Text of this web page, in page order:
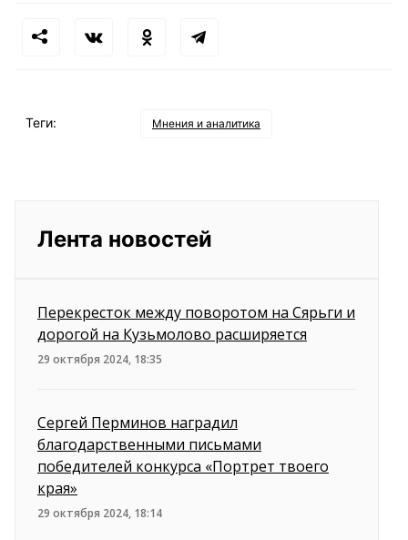
Теги: Мнения и аналитика
Лента новостей
Перекресток между поворотом на Сярьги и
дорогой на Кузьмолово расширяется
29 октября 2024, 18:35
Сергей Перминов наградил
благодарственными письмами
победителей конкурса «Портрет твоего
края»
29 октября 2024, 18:14